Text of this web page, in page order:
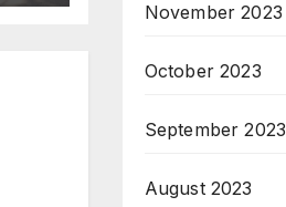
November 2023
October 2023
September 2023
August 2023